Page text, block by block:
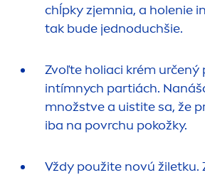
chĺpky zjemnia, a holenie
tak bude jednoduchšie.
Zvoľte holiaci krém určený
intímnych partiách.
množstve a uistite sa, že
iba na povrchu pokožky.
Vždy použite novú žiletku.